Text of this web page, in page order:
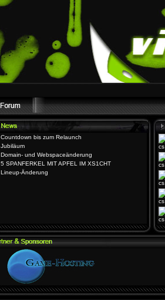
Countdown bis zum Relaunch
Jubiläum
Domain- und Webspaceänderung
5 SPANFERKEL MIT APFEL IM XS1CHT
Lineup-Änderung